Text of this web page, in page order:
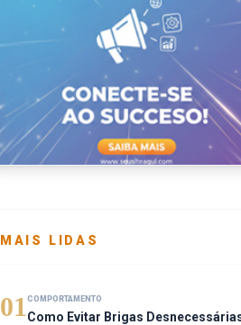
MAIS LIDAS
01 COMPORTAMENTO
Como Evitar Brigas